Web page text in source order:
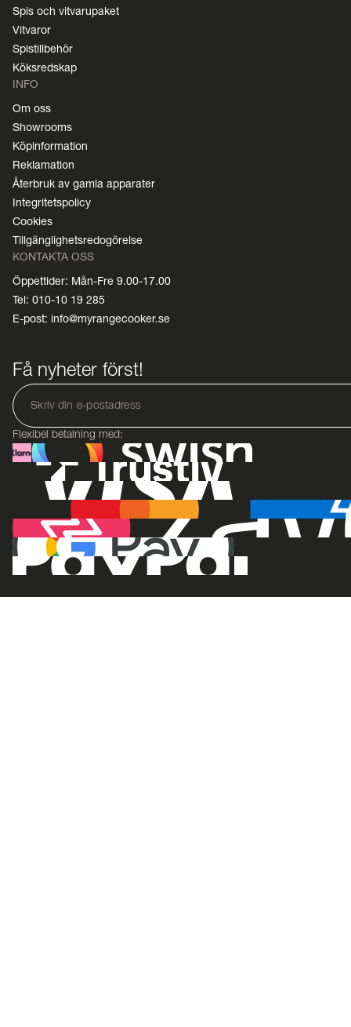
Spis och vitvarupaket
Vitvaror
Spistillbehör
Köksredskap
INFO
Om oss
Showrooms
Köpinformation
Reklamation
Återbruk av gamla apparater
Integritetspolicy
Cookies
Tillgänglighetsredogörelse
KONTAKTA OSS
Öppettider: Mån-Fre 9.00-17.00
Tel: 010-10 19 285
E-post: info@myrangecooker.se
Få nyheter först!
Flexibel betalning med: